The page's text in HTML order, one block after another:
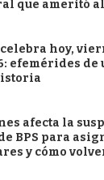
que ameritó
celebra hoy,
efemérides de
afecta la
BPS para
y cómo